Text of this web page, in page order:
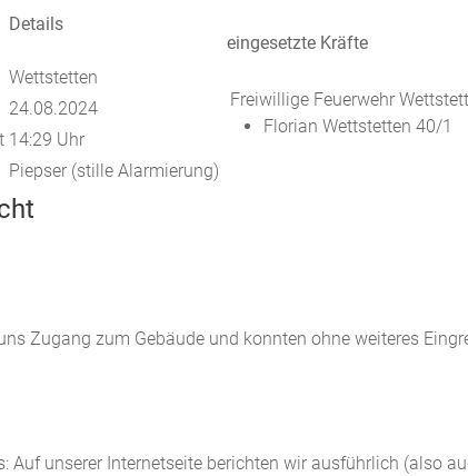
Details
Wettstetten
24.08.2024
14:29 Uhr
Piepser (stille Alarmierung)
eingesetzte Kräfte
Freiwillige Feuerwehr
Florian Wettstetten 40/1
Zugang zum Gebäude und konnten ohne weiteres
Auf unserer Internetseite berichten wir ausführlich (also